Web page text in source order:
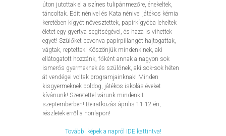
úton jutottak el a színes tulipánmezőre, énekeltek,
táncoltak. Edit nénivel és Kata nénivel játékos kémia
keretében kígyót növesztettek, papírkígyóba leheltek
életet egy gyertya segítségével, és haza is vihettek
egyet! Szülőket bevonva papírpillangót hajtogattak,
vágtak, reptettek! Köszönjük mindenkinek, aki
ellátogatott hozzánk, főként annak a nagyon sok
ismerős gyermeknek és szülőnek, aki sok-sok héten
át vendégei voltak programjainknak! Minden
kisgyermeknek boldog, játékos iskolás éveket
kívánunk! Szeretettel várunk mindenkit
szeptemberben! Beiratkozás április 11-12-én,
részletek erről a honlapon!
További képek a napról IDE kattintva!